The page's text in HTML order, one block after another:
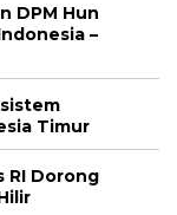
DPM Hun
–
Timur
RI Dorong